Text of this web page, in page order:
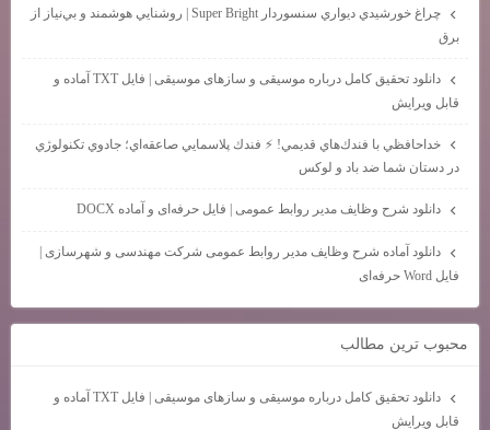
چراغ خورشيدي ديواري سنسوردار Super Bright | روشنايي هوشمند و بي‌نياز از
برق
دانلود تحقیق کامل درباره موسیقی و سازهای موسیقی | فایل TXT آماده و
قابل ویرایش
خداحافظي با فندك‌هاي قديمي! ⚡ فندك پلاسمايي صاعقه‌اي؛ جادوي تكنولوژي
در دستان شما ضد باد و لوكس
دانلود شرح وظایف مدیر روابط عمومی | فایل حرفه‌ای و آماده DOCX
دانلود آماده شرح وظایف مدیر روابط عمومی شرکت مهندسی و شهرسازی |
فایل Word حرفه‌ای
محبوب ترين مطالب
دانلود تحقیق کامل درباره موسیقی و سازهای موسیقی | فایل TXT آماده و
قابل ویرایش